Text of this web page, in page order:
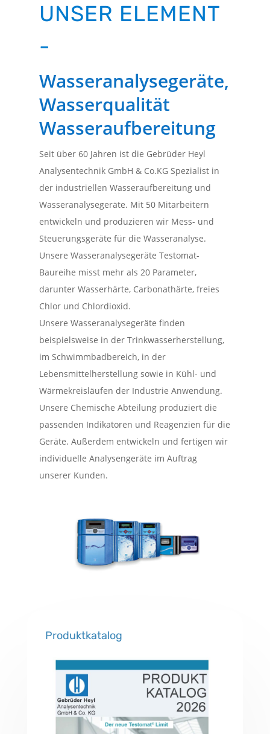
UNSER ELEMENT
-
Wasseranalyse­geräte,
Wasserqualität
Wasser­aufbereitung
Seit über 60 Jahren ist die Gebrüder Heyl
Analysentechnik GmbH & Co.KG Spezialist in
der industriellen Wasseraufbereitung und
Wasseranalysegeräte. Mit 50 Mitarbeitern
entwickeln und produzieren wir Mess- und
Steuerungsgeräte für die Wasseranalyse.
Unsere Wasseranalysegeräte Testomat-
Baureihe misst mehr als 20 Parameter,
darunter Wasserhärte, Carbonathärte, freies
Chlor und Chlordioxid.
Unsere Wasseranalysegeräte finden
beispielsweise in der Trinkwasserherstellung,
im Schwimmbadbereich, in der
Lebensmittelherstellung sowie in Kühl- und
Wärmekreisläufen der Industrie Anwendung.
Unsere Chemische Abteilung produziert die
passenden Indikatoren und Reagenzien für die
Geräte. Außerdem entwickeln und fertigen wir
individuelle Analysengeräte im Auftrag
unserer Kunden.
Produktkatalog